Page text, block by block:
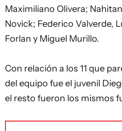
Maximiliano Olivera;
Novick; Federico Valverde,
Forlan y Miguel Murillo.
Con relación a los 11 que
del equipo fue el juvenil
el resto fueron los mismos